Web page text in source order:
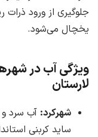
جلوگیری از ورود
یخچال می‌شود.
ویژگی آب در
لارستان
شهرکرد: آب سرد و
ساید کربنی